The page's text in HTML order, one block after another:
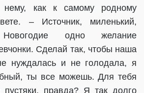
нему, как к самому родному
– Источник, миленький,
одно желание
Сделай так, чтобы наша
нуждалась и не голодала, я
ты все можешь. Для тебя
правда? Я так долго